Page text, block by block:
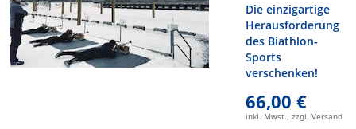
Die einzigartige
Herausforderung
des Biathlon-
Sports
verschenken!
66,00 €
inkl. Mwst., zzgl. Versand